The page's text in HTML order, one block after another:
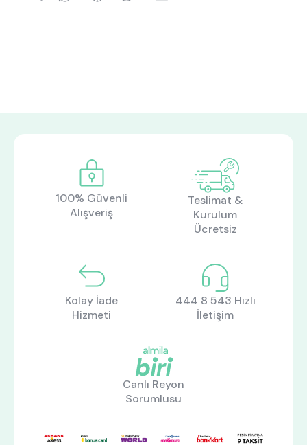
100% Güvenli
Alışveriş
Teslimat &
Kurulum
Ücretsiz
Kolay İade
Hizmeti
444 8 543 Hızlı
İletişim
Canlı Reyon
Sorumlusu